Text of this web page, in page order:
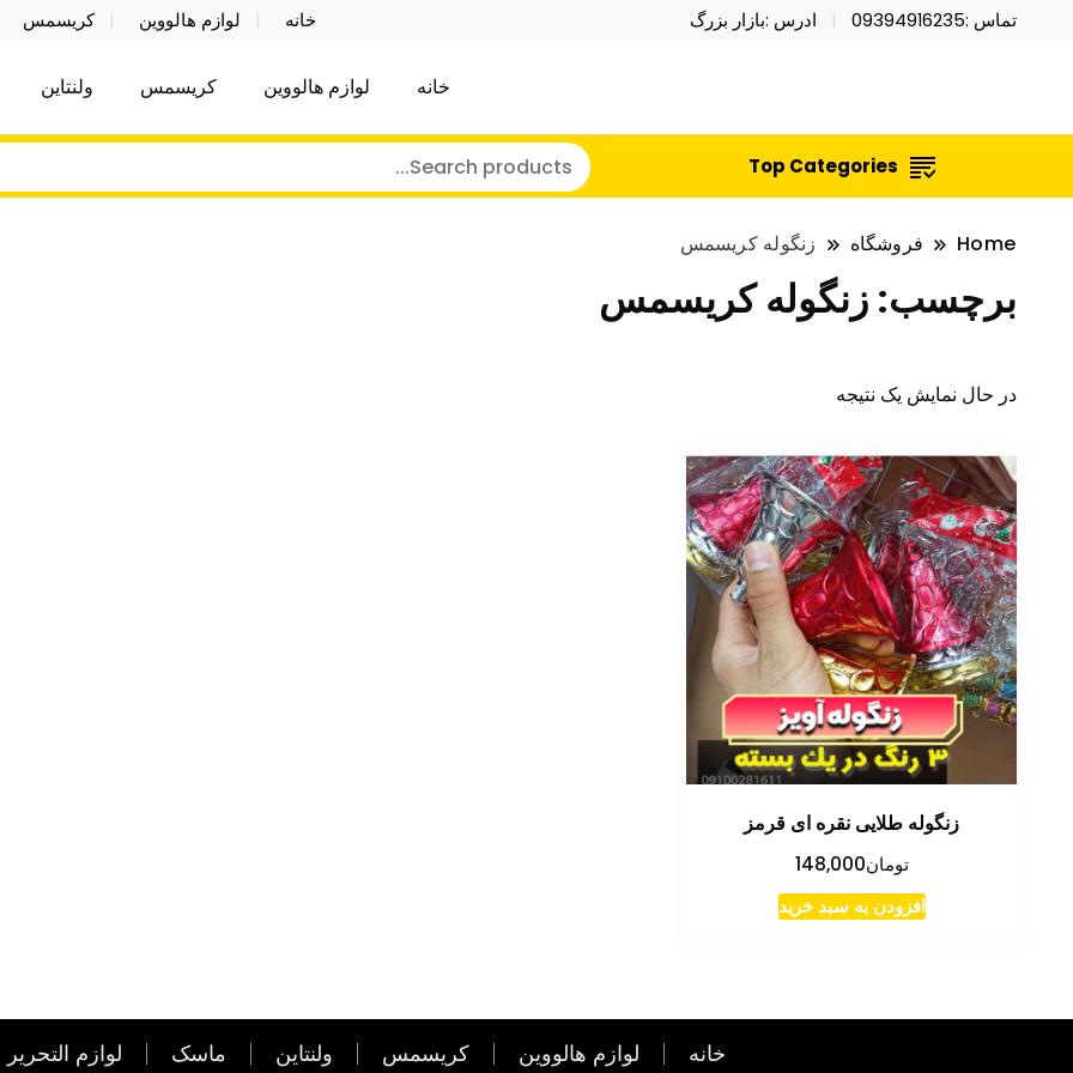
تماس :09394916235 ادرس :بازار بزرگ خانه لوازم هالووین کریسمس
نایکر توی فروش عمده لوازم هالووین ولن تاین کادویی کریسمس اکسسوری
خرید محصولات خاص فیجت اسباب بازی تراول ماگ نایکر توی فروش عمده لوازم هالووین ولن تاین کادویی
خانه لوازم هالووین کریسمس ولنتاین
Top Categories
Home فروشگاه زنگوله کریسمس
برچسب: زنگوله کریسمس
در حال نمایش یک نتیجه
زنگوله طلایی نقره ای قرمز
تومان148,000
افزودن به سبد خرید
خانه لوازم هالووین کریسمس ولنتاین ماسک لوازم التحریر